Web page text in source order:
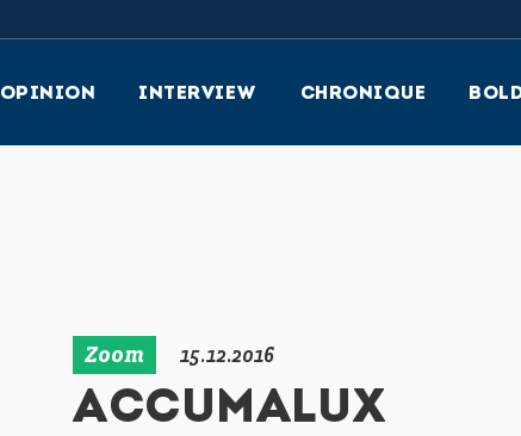
OPINION INTERVIEW CHRONIQUE
Zoom 15.12.2016
ACCUMALUX